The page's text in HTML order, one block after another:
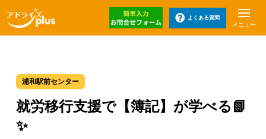
よくある質問
メニュー
浦和駅前センター
就労移行支援で【簿記】が学べる📗
✨